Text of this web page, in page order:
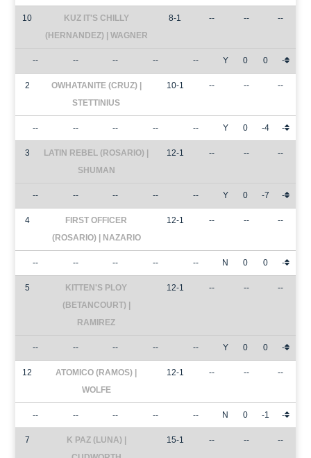
10
KUZ IT'S CHILLY
(HERNANDEZ) | WAGNER
8-1 -- -- --
-- -- -- -- -- Y 0 0 -
2
OWHATANITE (CRUZ) |
STETTINIUS
10-1 -- -- --
-- -- -- -- -- Y 0 -4 -
3
LATIN REBEL (ROSARIO) |
SHUMAN
12-1 -- -- --
-- -- -- -- -- Y 0 -7 -
4
FIRST OFFICER
(ROSARIO) | NAZARIO
12-1 -- -- --
-- -- -- -- -- N 0 0 -
5
KITTEN'S PLOY
(BETANCOURT) |
RAMIREZ
12-1 -- -- --
-- -- -- -- -- Y 0 0 -
12
ATOMICO (RAMOS) |
WOLFE
12-1 -- -- --
-- -- -- -- -- N 0 -1 -
7
K PAZ (LUNA) |
15-1 -- -- --